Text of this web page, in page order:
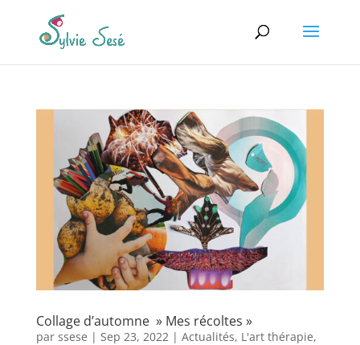
Collage d’automne » Mes récoltes »
par ssese | Sep 23, 2022 | Actualités, L'art thérapie,